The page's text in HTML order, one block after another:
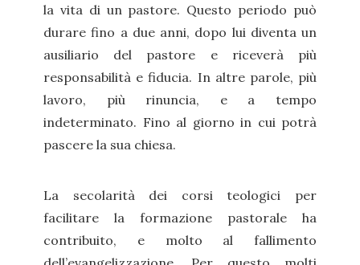
la vita di un pastore. Questo periodo può
durare fino a due anni, dopo lui diventa un
ausiliario del pastore e riceverà più
responsabilità e fiducia. In altre parole, più
lavoro, più rinuncia, e a tempo
indeterminato. Fino al giorno in cui potrà
pascere la sua chiesa.
La secolarità dei corsi teologici per
facilitare la formazione pastorale ha
contribuito, e molto al fallimento